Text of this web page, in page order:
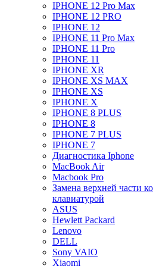
IPHONE 12 Pro Max
IPHONE 12 PRO
IPHONE 12
IPHONE 11 Pro Max
IPHONE 11 Pro
IPHONE 11
IPHONE XR
IPHONE XS MAX
IPHONE XS
IPHONE X
IPHONE 8 PLUS
IPHONE 8
IPHONE 7 PLUS
IPHONE 7
Диагностика Iphone
MacBook Air
Macbook Pro
Замена верхней части
клавиатурой
ASUS
Hewlett Packard
Lenovo
DELL
Sony VAIO
Xiaomi